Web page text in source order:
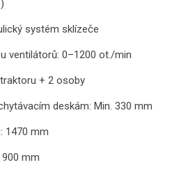
systém sklízeče
ventilátorů: 0–1200 ot./min
+ 2 osoby
deskám: Min. 330 mm
1470 mm
mm